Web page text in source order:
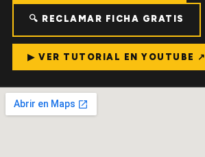
🔍 RECLAMAR FICHA GRATIS
▶ VER TUTORIAL EN YOUTUBE ↗